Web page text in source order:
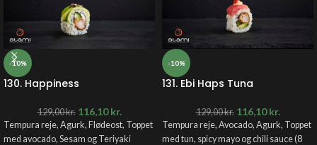
-10%
130. Happiness
129,00kr. 116,10kr.
Tempura reje, Agurk, Flødeost, Toppet
med avocado, Sesam og Teriyaki
-10%
131. Ebi Haps Tuna
129,00kr. 116,10kr.
Tempura reje, Avocado, Agurk, Toppet
med tun, spicy mayo og chili sauce (8